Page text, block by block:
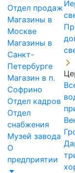
Отдел продаж
Магазины в
Москве
Магазины в
Санкт-
Петербурге
Магазин в п.
Софрино
Отдел кадров
Отдел
снабжения
Музей завода
О
предприятии